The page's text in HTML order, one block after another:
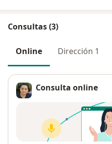
Consultas (3)
Online Dirección 1
Consulta online